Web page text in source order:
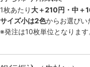
1枚あたり 大＋210円・中＋
サイズ小は2色からお選びい
※発注は10枚単位となります